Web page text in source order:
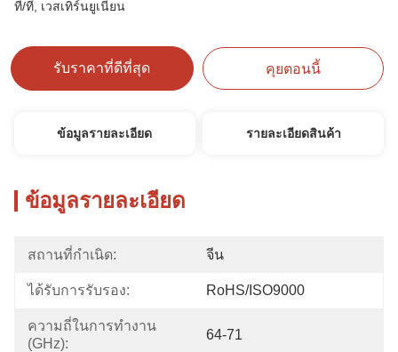
ที/ที, เวสเทิร์นยูเนี่ยน
รับราคาที่ดีที่สุด คุยตอนนี้
ข้อมูลรายละเอียด รายละเอียดสินค้า
ข้อมูลรายละเอียด
สถานที่กำเนิด: จีน
ได้รับการรับรอง: RoHS/ISO9000
ความถี่ในการทำงาน
(GHz):
64-71